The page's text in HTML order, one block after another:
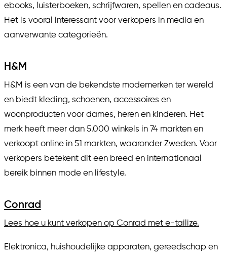
ebooks, luisterboeken, schrijfwaren, spellen en cadeaus.
Het is vooral interessant voor verkopers in media en
aanverwante categorieën.
H&M
H&M is een van de bekendste modemerken ter wereld
en biedt kleding, schoenen, accessoires en
woonproducten voor dames, heren en kinderen. Het
merk heeft meer dan 5.000 winkels in 74 markten en
verkoopt online in 51 markten, waaronder Zweden. Voor
verkopers betekent dit een breed en internationaal
bereik binnen mode en lifestyle.
Conrad
Lees hoe u kunt verkopen op Conrad met e-tailize.
Elektronica, huishoudelijke apparaten, gereedschap en